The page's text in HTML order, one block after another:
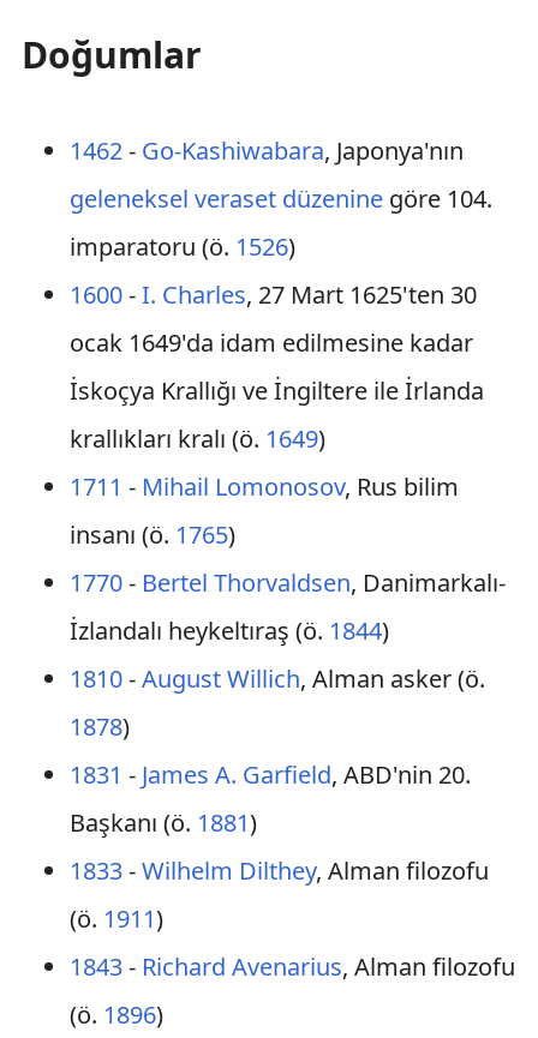
Doğumlar
1462- Go-Kashiwabara, Japonya'nın
geleneksel veraset düzeninegöre 104.
imparatoru (ö. 1526)
1600-I. Charles, 27 Mart 1625'ten 30
ocak 1649'da idam edilmesine kadar
İskoçya Krallığı ve İngiltere ile İrlanda
krallıkları kralı (ö. 1649)
1711 - Mihail Lomonosov, Rus bilim
insanı (ö. 1765)
1770- Bertel Thorvaldsen, Danimarkalı-
İzlandalı heykeltıraş (ö. 1844)
1810-August Willich, Alman asker (ö.
1878)
1831 - James A. Garfield, ABD'nin 20.
Başkanı (ö. 1881)
1833-Wilhelm Dilthey, Alman filozofu
(ö. 1911)
1843- Richard Avenarius, Alman filozofu
(ö. 1896)